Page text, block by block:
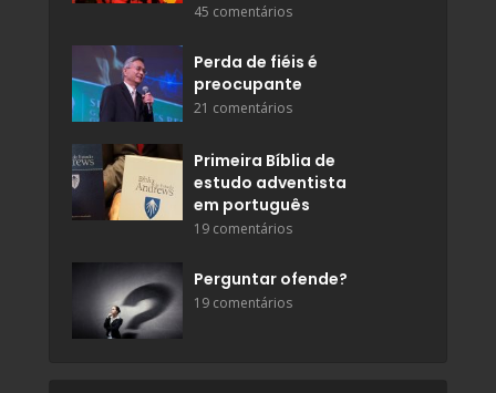
45 comentários
Perda de fiéis é
preocupante
21 comentários
Primeira Bíblia de
estudo adventista
em português
19 comentários
Perguntar ofende?
19 comentários